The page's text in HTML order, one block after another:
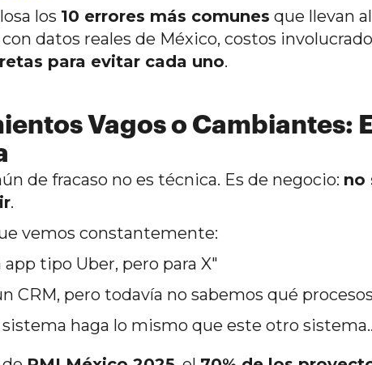
los 10 errores más comunes que llevan
datos reales de México, costos
para evitar cada uno.
Vagos o Cambiantes:
de fracaso no es técnica. Es de negocio: no
.
vemos constantemente:
tipo Uber, pero para X"
CRM, pero todavía no sabemos qué
haga lo mismo que este otro